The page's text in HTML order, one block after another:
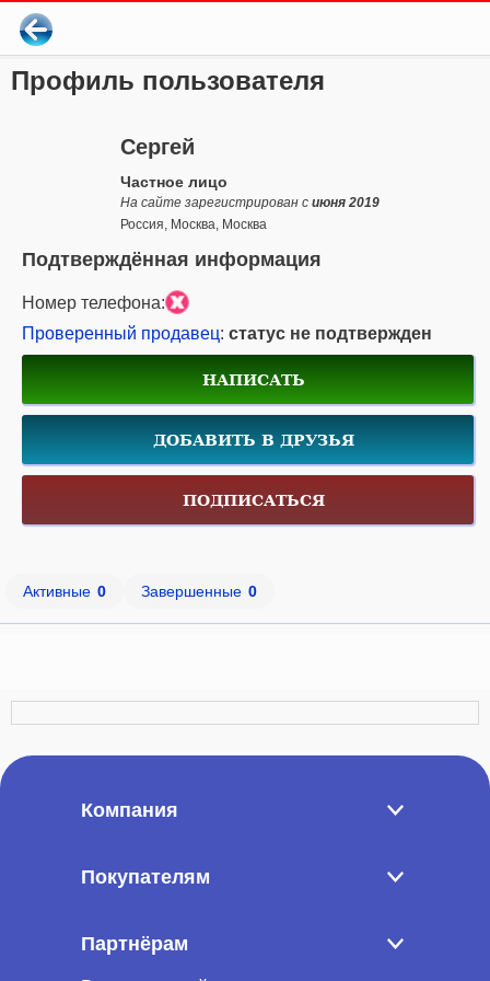
Профиль пользователя
Сергей
Частное лицо
На сайте зарегистрирован с июня 2019
Россия, Москва, Москва
Подтверждённая информация
Номер телефона:
Проверенный продавец: статус не подтвержден
НАПИСАТЬ
ДОБАВИТЬ В ДРУЗЬЯ
ПОДПИСАТЬСЯ
Активные 0 Завершенные 0
Компания
Покупателям
Партнёрам